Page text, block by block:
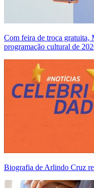
Com feira de troca gratuita,
programação cultural de
Biografia de Arlindo Cruz